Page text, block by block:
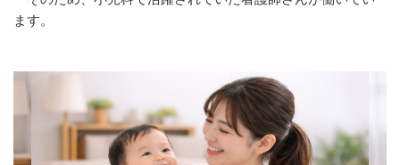
ます。